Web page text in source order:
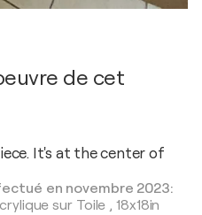
de cet
It's at the center of
en novembre 2023:
sur Toile ,18x18in